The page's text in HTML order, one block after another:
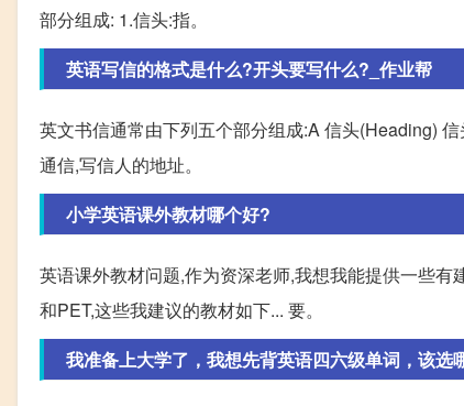
部分组成: 1.信头:指。
英语写信的格式是什么?开头要写什么?_作业帮
英文书信通常由下列五个部分组成:A 信头(Heading)
通信,写信人的地址。
小学英语课外教材哪个好?
英语课外教材问题,作为资深老师,我想我能提供一些
和PET,这些我建议的教材如下... 要。
我准备上大学了，我想先背英语四六级单词，该选